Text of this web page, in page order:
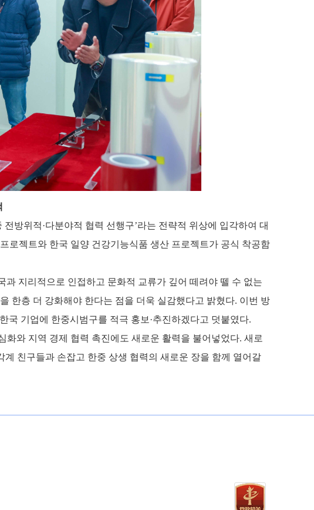
전방위적·다분야적 협력 선행구’라는 전략적 위상에 입각하여 대
로젝트와 한국 일양 건강기능식품 생산 프로젝트가 공식 착공함
과 지리적으로 인접하고 문화적 교류가 깊어 떼려야 뗄 수 없는
을 한층 더 강화해야 한다는 점을 더욱 실감했다고 밝혔다. 이번 방
국 기업에 한중시범구를 적극 홍보·추진하겠다고 덧붙였다.
화와 지역 경제 협력 촉진에도 새로운 활력을 불어넣었다. 새로
친구들과 손잡고 한중 상생 협력의 새로운 장을 함께 열어갈